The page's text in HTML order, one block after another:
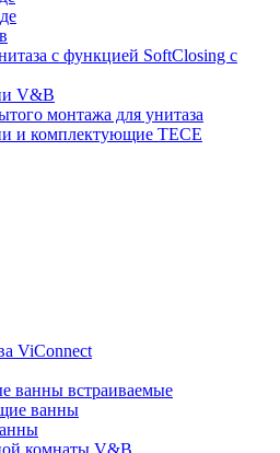
с функцией SoftClosing с
V&B
монтажа для унитаза
и комплектующие TECE
ViConnect
ванны встраиваемые
ванны
комнаты V&B